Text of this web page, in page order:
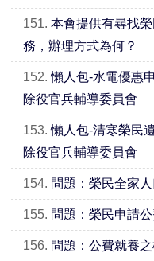
151. 本會提供有尋找
務，辦理方式為何？
152.懶人包-水電優惠
除役官兵輔導委員會
153.懶人包-清寒榮民
除役官兵輔導委員會
154. 問題：榮民全家
155. 問題：榮民申請
156. 問題：公費就養